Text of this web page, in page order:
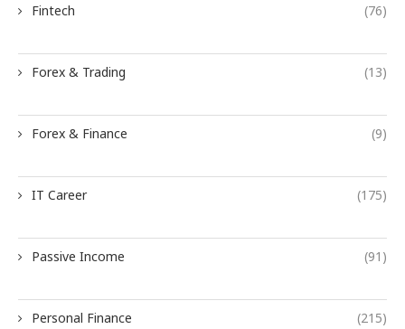
Fintech (76)
Forex & Trading (13)
Forex & Finance (9)
IT Career (175)
Passive Income (91)
Personal Finance (215)